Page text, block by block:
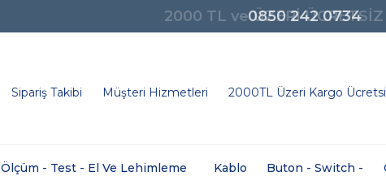
0850 242 0734
Sipariş Takibi Müşteri Hizmetleri 2000TL Üzeri Kargo
Ölçüm - Test - El Ve Lehimleme
Kablo
Buton - Switch -